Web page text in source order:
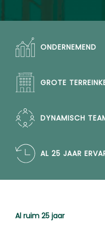
ONDERNEMEND
GROTE
DYNAMISCH
AL 25 JAAR
Al ruim 25 jaar